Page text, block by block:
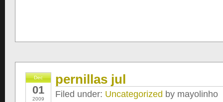
Dec
01
2009
pernillas jul
Filed under: Uncategorized by mayolinho